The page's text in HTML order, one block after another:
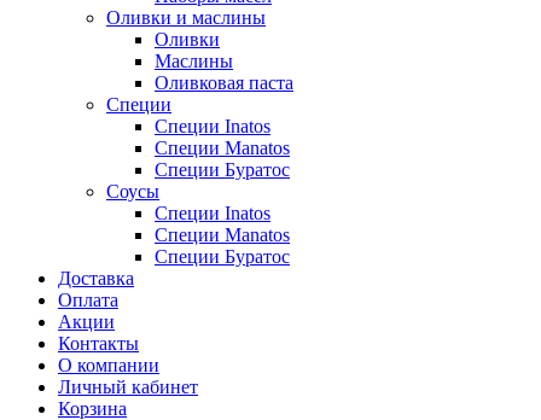
Оливки и маслины
Оливки
Маслины
Оливковая паста
Специи
Специи Inatos
Специи Manatos
Специи Буратос
Соусы
Специи Inatos
Специи Manatos
Специи Буратос
Доставка
Оплата
Акции
Контакты
О компании
Личный кабинет
Корзина